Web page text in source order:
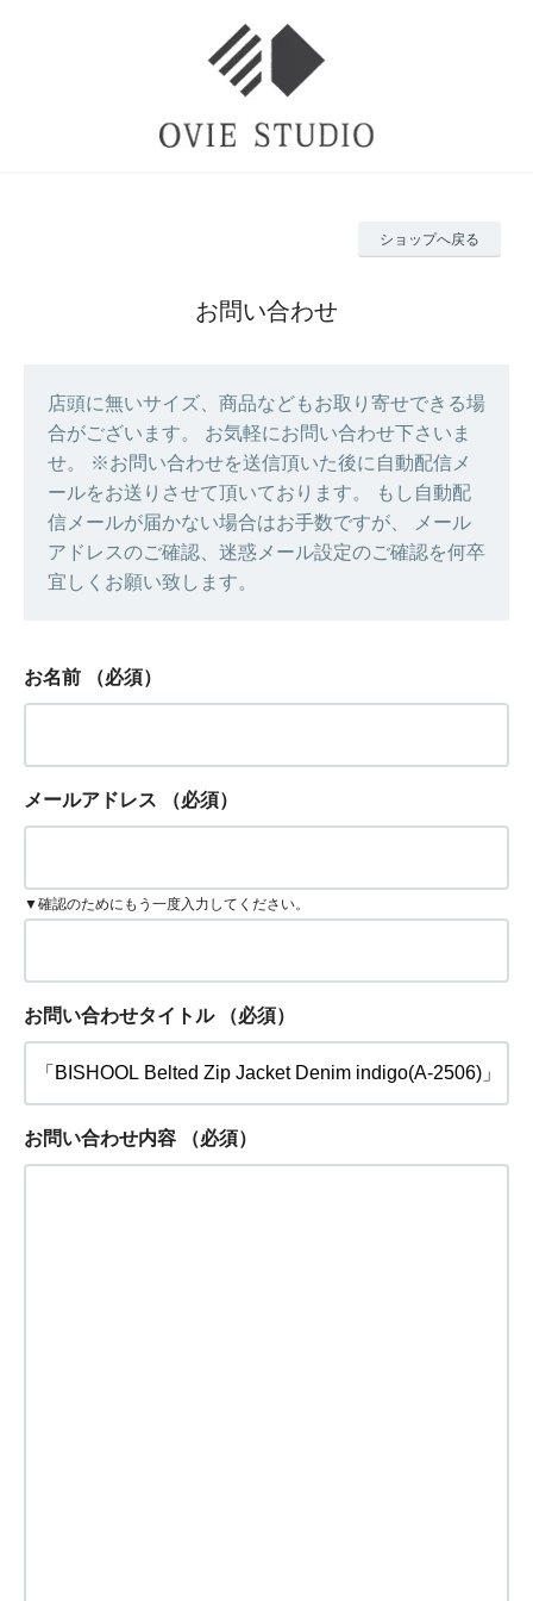
ショップへ戻る
お問い合わせ
店頭に無いサイズ、商品などもお取り寄せできる場
合がございます。 お気軽にお問い合わせ下さいま
せ。 ※お問い合わせを送信頂いた後に自動配信メ
ールをお送りさせて頂いております。 もし自動配
信メールが届かない場合はお手数ですが、 メール
アドレスのご確認、迷惑メール設定のご確認を何卒
宜しくお願い致します。
お名前 （必須）
メールアドレス （必須）
▼確認のためにもう一度入力してください。
お問い合わせタイトル （必須）
お問い合わせ内容 （必須）